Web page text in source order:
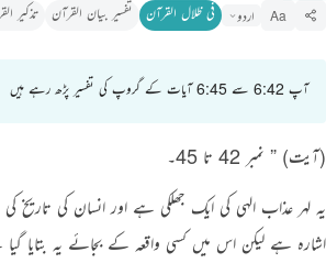
Aa اردو فی ظلال القرآن تفسیر بیان القرآن تذکیر
آپ 6:42 سے 6:45 آیات کے گروپ کی تفسیر پڑھ رہے ہیں
(آیت) ” نمبر 42 تا 45۔
یہ لہر عذاب الہی کی ایک جھلکی ہے اور انسان کی
اشارہ ہے لیکن اس میں کسی واقعہ کے بجائے یہ بتایا